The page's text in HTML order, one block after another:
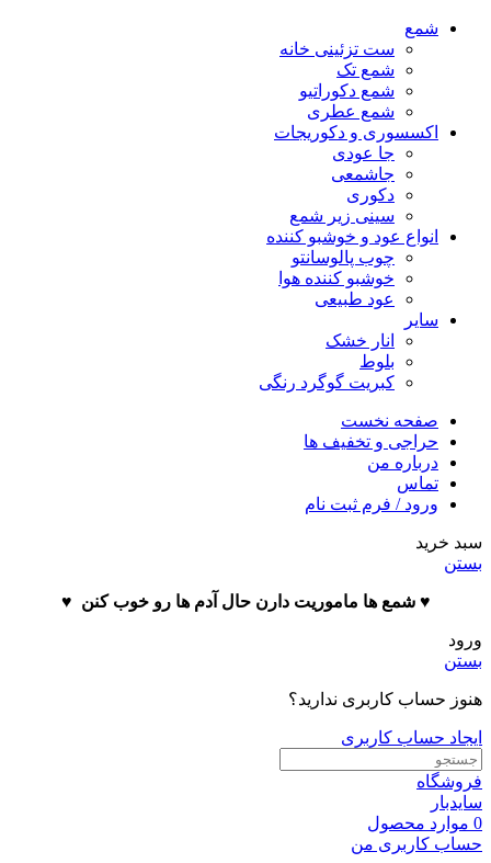
شمع
ست تزئینی خانه
شمع تک
شمع دکوراتیو
شمع عطری
اکسسوری و دکوریجات
جا عودی
جاشمعی
دکوری
سینی زیر شمع
انواع عود و خوشبو کننده
چوب پالوسانتو
خوشبو کننده هوا
عود طبیعی
سایر
انار خشک
بلوط
کبریت گوگرد رنگی
صفحه نخست
حراجی و تخفیف ها
درباره من
تماس
ورود / فرم ثبت نام
سبد خرید
بستن
♥️ شمع ها ماموریت دارن حال آدم ها رو خوب کنن ♥️
ورود
بستن
هنوز حساب کاربری ندارید؟
ایجاد حساب کاربری
فروشگاه
سایدبار
0 موارد محصول
حساب کاربری من